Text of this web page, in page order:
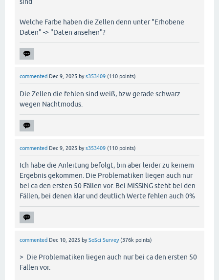
sind
Welche Farbe haben die Zellen denn unter "Erhobene
Daten" -> "Daten ansehen"?
commented Dec 9, 2025 bys353409 (110 points)
Die Zellen die fehlen sind weiß, bzw gerade schwarz
wegen Nachtmodus.
commented Dec 9, 2025 bys353409 (110 points)
Ich habe die Anleitung befolgt, bin aber leider zu keinem
Ergebnis gekommen. Die Problematiken liegen auch nur
bei ca den ersten 50 Fällen vor. Bei MISSING steht bei den
Fällen, bei denen klar und deutlich Werte fehlen auch 0%
commented Dec 10, 2025 bySoSci Survey (376k points)
> Die Problematiken liegen auch nur bei ca den ersten 50
Fällen vor.